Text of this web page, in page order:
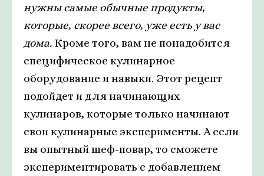
нужны самые обычные продукты,
которые, скорее всего, уже есть у вас
дома. Кроме того, вам не понадобится
специфическое кулинарное
оборудование и навыки. Этот рецепт
подойдет и для начинающих
кулинаров, которые только начинают
свои кулинарные эксперименты. А если
вы опытный шеф-повар, то сможете
экспериментировать с добавлением